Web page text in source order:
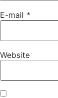
E-mail *
Website